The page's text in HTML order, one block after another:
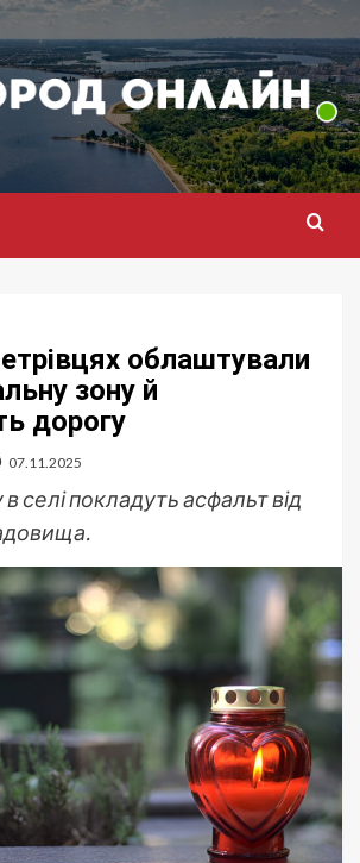
облаштували
зону й
дорогу
07.11.2025
селі покладуть асфальт від